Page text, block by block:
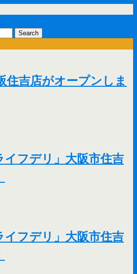
住吉店がオープンしま
イフデリ」大阪市住吉
イフデリ」大阪市住吉